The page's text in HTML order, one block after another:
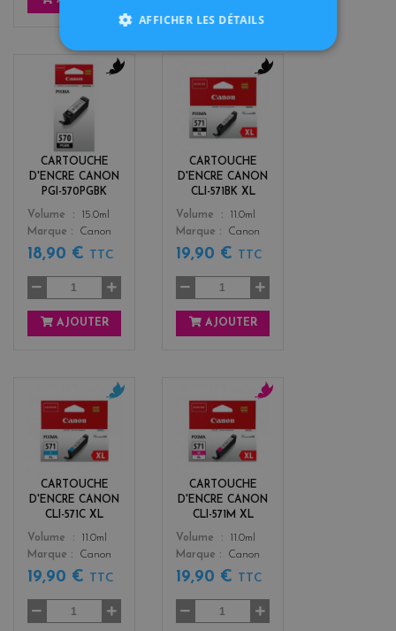
CARTOUCHE
D'ENCRE CANON
PGI-570PGBK
Color
k
Volume
15.0ml
Marque
Canon
18,90 € TTC
AJOUTER
CARTOUCHE
D'ENCRE CANON
CLI-571BK XL
Color
l
c
k
Volume
11.0ml
Marque
Canon
19,90 € TTC
AJOUTER
CARTOUCHE
D'ENCRE CANON
CLI-571C XL
Color
n
Volume
11.0ml
Marque
Canon
19,90 € TTC
CARTOUCHE
D'ENCRE CANON
CLI-571M XL
Color
e
n
t
Volume
11.0ml
Marque
Canon
19,90 € TTC
AFFICHER LES DÉTAILS